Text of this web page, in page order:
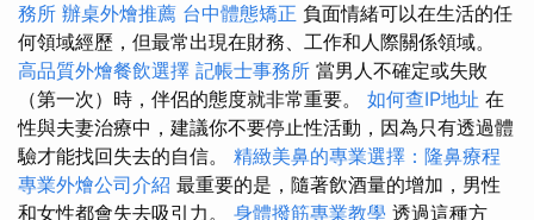
務所 辦桌外燴推薦 台中體態矯正 負面情緒可以在生活的任
何領域經歷，但最常出現在財務、工作和人際關係領域。
高品質外燴餐飲選擇 記帳士事務所 當男人不確定或失敗
（第一次）時，伴侶的態度就非常重要。 如何查IP地址 在
性與夫妻治療中，建議你不要停止性活動，因為只有透過體
驗才能找回失去的自信。 精緻美鼻的專業選擇：隆鼻療程
專業外燴公司介紹 最重要的是，隨著飲酒量的增加，男性
和女性都會失去吸引力。 身體撥筋專業教學 透過這種方